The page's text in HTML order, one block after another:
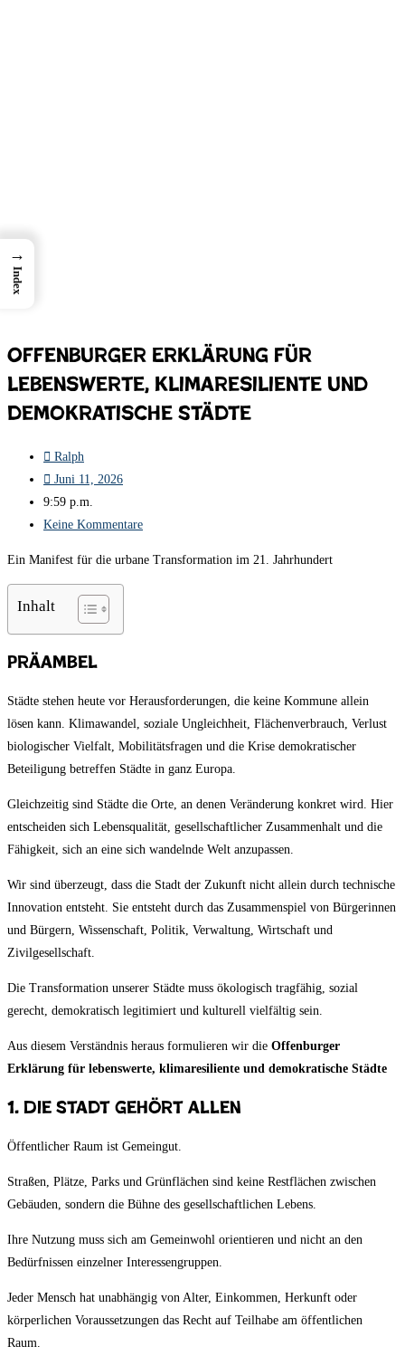
Offenburger Erklärung für
lebenswerte, klimaresiliente und
demokratische Städte
Ralph
Juni 11, 2026
9:59 p.m.
Keine Kommentare
Ein Manifest für die urbane Transformation im 21. Jahrhundert
Inhalt
Präambel
Städte stehen heute vor Herausforderungen, die keine Kommune allein
lösen kann. Klimawandel, soziale Ungleichheit, Flächenverbrauch, Verlust
biologischer Vielfalt, Mobilitätsfragen und die Krise demokratischer
Beteiligung betreffen Städte in ganz Europa.
Gleichzeitig sind Städte die Orte, an denen Veränderung konkret wird. Hier
entscheiden sich Lebensqualität, gesellschaftlicher Zusammenhalt und die
Fähigkeit, sich an eine sich wandelnde Welt anzupassen.
Wir sind überzeugt, dass die Stadt der Zukunft nicht allein durch technische
Innovation entsteht. Sie entsteht durch das Zusammenspiel von Bürgerinnen
und Bürgern, Wissenschaft, Politik, Verwaltung, Wirtschaft und
Zivilgesellschaft.
Die Transformation unserer Städte muss ökologisch tragfähig, sozial
gerecht, demokratisch legitimiert und kulturell vielfältig sein.
Aus diesem Verständnis heraus formulieren wir die Offenburger
Erklärung für lebenswerte, klimaresiliente und demokratische Städte
1. Die Stadt gehört allen
Öffentlicher Raum ist Gemeingut.
Straßen, Plätze, Parks und Grünflächen sind keine Restflächen zwischen
Gebäuden, sondern die Bühne des gesellschaftlichen Lebens.
Ihre Nutzung muss sich am Gemeinwohl orientieren und nicht an den
Bedürfnissen einzelner Interessengruppen.
Jeder Mensch hat unabhängig von Alter, Einkommen, Herkunft oder
körperlichen Voraussetzungen das Recht auf Teilhabe am öffentlichen
Raum.
→
Index